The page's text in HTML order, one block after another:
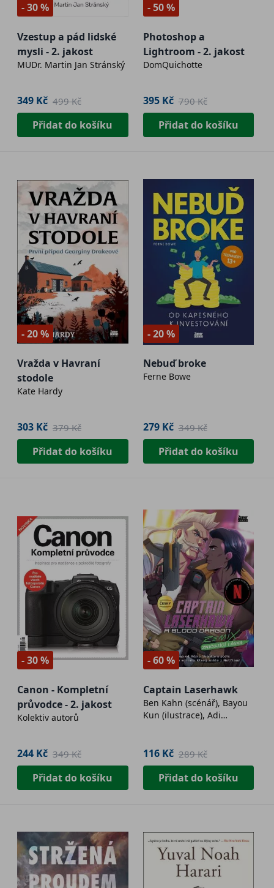
- 30 %
Vzestup a pád lidské
mysli - 2. jakost
MUDr. Martin Jan Stránský
349 Kč 499 Kč
Přidat do košíku
- 50 %
Photoshop a
Lightroom - 2. jakost
DomQuichotte
395 Kč 790 Kč
Přidat do košíku
- 20 %
Vražda v Havraní
stodole
Kate Hardy
303 Kč 379 Kč
Přidat do košíku
- 20 %
Nebuď broke
Ferne Bowe
279 Kč 349 Kč
Přidat do košíku
- 30 %
Canon - Kompletní
průvodce - 2. jakost
Kolektiv autorů
244 Kč 349 Kč
Přidat do košíku
- 60 %
Captain Laserhawk
Ben Kahn (scénář), Bayou
Kun (ilustrace), Adi
116 Kč 289 Kč
Přidat do košíku